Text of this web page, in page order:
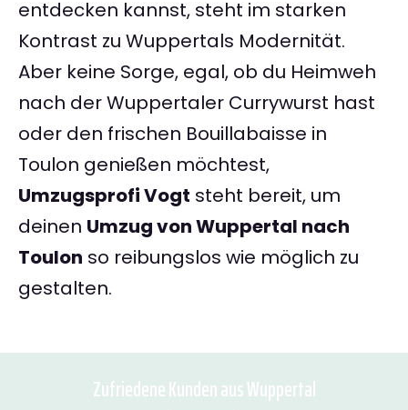
entdecken kannst, steht im starken
Kontrast zu Wuppertals Modernität.
Aber keine Sorge, egal, ob du Heimweh
nach der Wuppertaler Currywurst hast
oder den frischen Bouillabaisse in
Toulon genießen möchtest,
Umzugsprofi Vogt steht bereit, um
deinen Umzug von Wuppertal nach
Toulon so reibungslos wie möglich zu
gestalten.
Zufriedene Kunden aus Wuppertal